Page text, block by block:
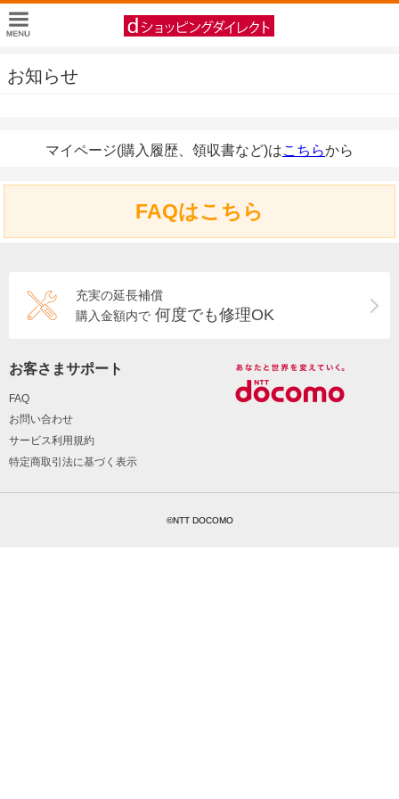
お知らせ
マイページ(購入履歴、領収書など)はこちらから
FAQはこちら
充実の延長補償
購入金額内で 何度でも修理OK
お客さまサポート
FAQ
お問い合わせ
サービス利用規約
特定商取引法に基づく表示
©NTT DOCOMO